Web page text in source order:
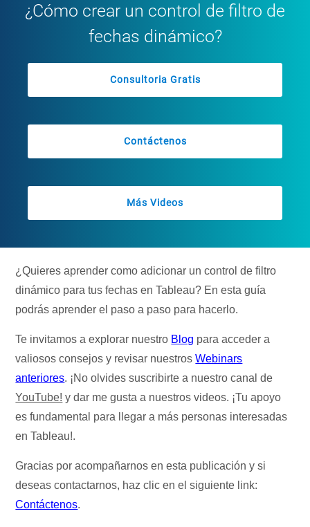
¿Cómo crear un control de filtro de
fechas dinámico?
Consultoria Gratis
Contáctenos
Más Videos
¿Quieres aprender como adicionar un control de filtro
dinámico para tus fechas en Tableau? En esta guía
podrás aprender el paso a paso para hacerlo.
Te invitamos a explorar nuestro Blog para acceder a
valiosos consejos y revisar nuestrosWebinars
anteriores. ¡No olvides suscribirte a nuestro canal de
YouTube! y dar me gusta a nuestros videos. ¡Tu apoyo
es fundamental para llegar a más personas interesadas
en Tableau!.
Gracias por acompañarnos en esta publicación y si
deseas contactarnos, haz clic en el siguiente link:
Contáctenos.